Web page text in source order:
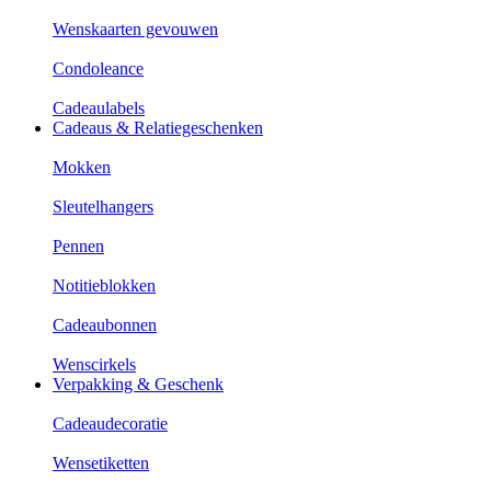
Wenskaarten gevouwen
Condoleance
Cadeaulabels
Cadeaus & Relatiegeschenken
Mokken
Sleutelhangers
Pennen
Notitieblokken
Cadeaubonnen
Wenscirkels
Verpakking & Geschenk
Cadeaudecoratie
Wensetiketten